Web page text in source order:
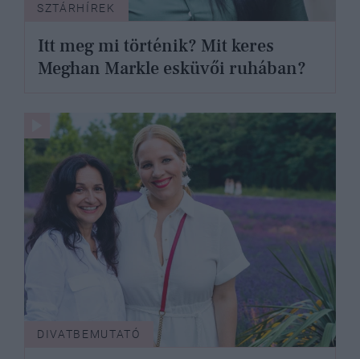
SZTÁRHÍREK
Itt meg mi történik? Mit keres
Meghan Markle esküvői ruhában?
DIVATBEMUTATÓ